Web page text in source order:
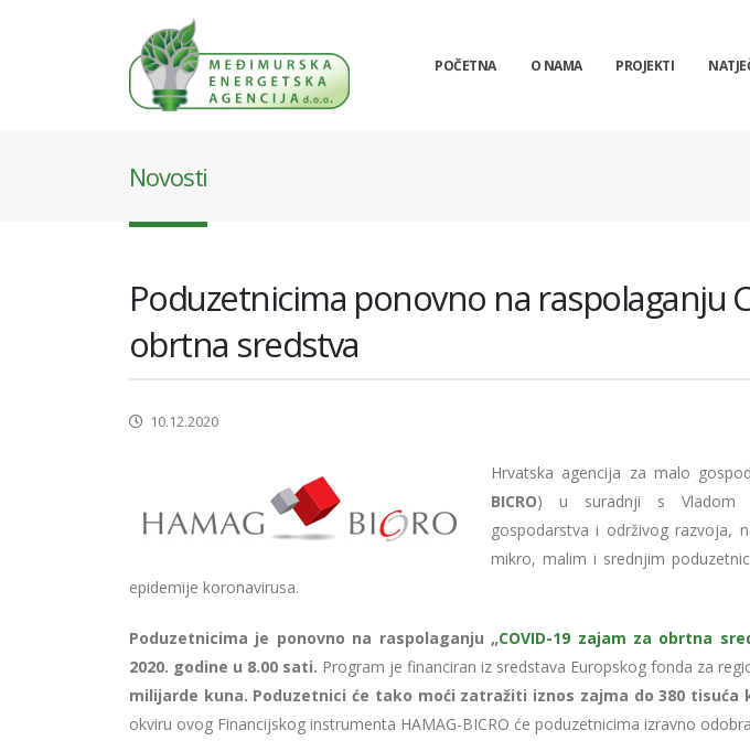
POČETNA O NAMA PROJEKTI
Novosti
Poduzetnicima ponovno na raspolaganju
obrtna sredstva
10.12.2020
Hrvatska agencija za malo
BICRO) u suradnji s Vladom
gospodarstva i održivog razvoja,
mikro, malim i srednjim
epidemije koronavirusa.
Poduzetnicima je ponovno na raspolaganju „COVID-19 zajam za obrtna
2020. godine u 8.00 sati. Program je financiran iz sredstava Europskog fonda za
milijarde kuna. Poduzetnici će tako moći zatražiti iznos zajma do 380 tisuća
okviru ovog Financijskog instrumenta HAMAG-BICRO će poduzetnicima izravno